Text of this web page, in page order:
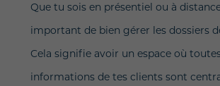
Que tu sois en présentiel ou à
important de bien gérer les dossiers
Cela signifie avoir un espace où
informations de tes clients sont